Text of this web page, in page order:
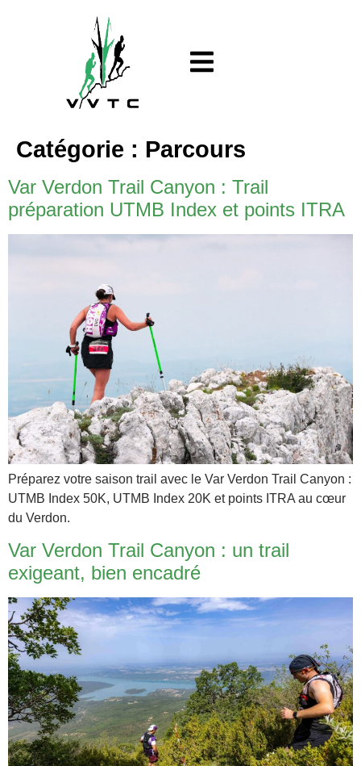
Catégorie : Parcours
Var Verdon Trail Canyon : Trail
préparation UTMB Index et points ITRA
Préparez votre saison trail avec le Var Verdon Trail Canyon :
UTMB Index 50K, UTMB Index 20K et points ITRA au cœur
du Verdon.
Var Verdon Trail Canyon : un trail
exigeant, bien encadré